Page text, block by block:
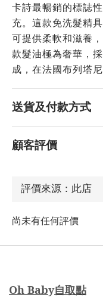
卡詩最暢銷的標
充。這款免洗髮精
可提供柔軟和滋養
款髮油極為奢華，
成，在法國布列塔尼
送貨及付款方式
顧客評價
尚未有任何評價
Oh Baby自取點